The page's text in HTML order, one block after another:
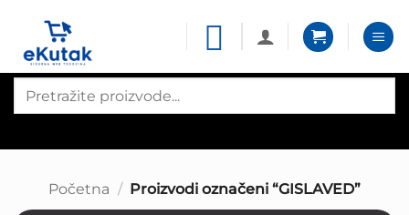
content
search
Početna / Proizvodi označeni “GISLAVED”